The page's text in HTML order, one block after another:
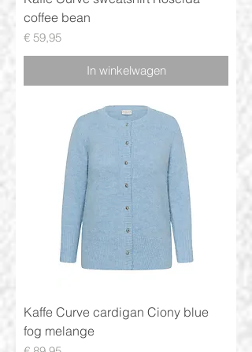
coffee bean
Prijs
€ 59,95
In winkelwagen
Kaffe Curve cardigan Ciony blue
fog melange